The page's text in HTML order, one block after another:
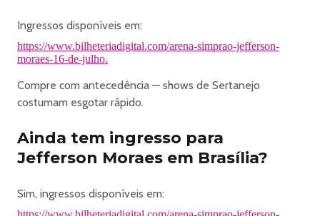
Ingressos disponíveis em:
https://www.bilheteriadigital.com/arena-simprao-jefferson-
moraes-16-de-julho.
Compre com antecedência — shows de Sertanejo
costumam esgotar rápido.
Ainda tem ingresso para
Jefferson Moraes em Brasília?
Sim, ingressos disponíveis em: